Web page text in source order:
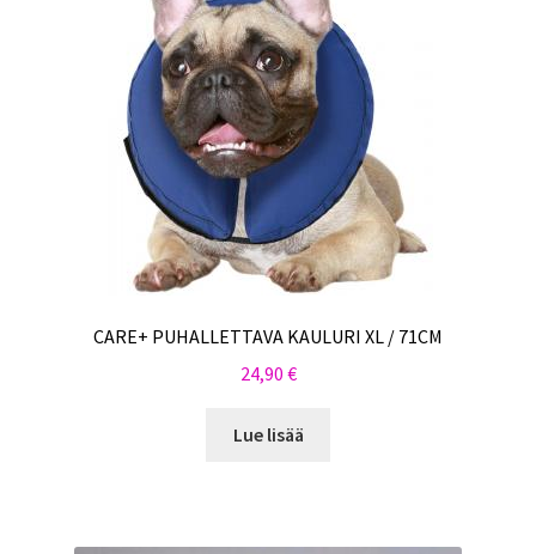
CARE+ PUHALLETTAVA KAULURI XL / 71CM
24,90 €
Lue lisää